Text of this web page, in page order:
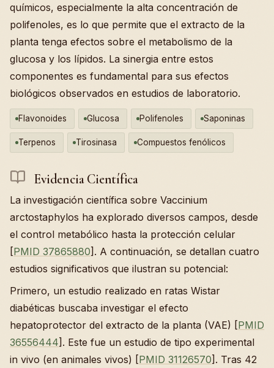
químicos, especialmente la alta concentración de
polifenoles, es lo que permite que el extracto de la
planta tenga efectos sobre el metabolismo de la
glucosa y los lípidos. La sinergia entre estos
componentes es fundamental para sus efectos
biológicos observados en estudios de laboratorio.
Flavonoides Glucosa Polifenoles Saponinas
Terpenos Tirosinasa Compuestos fenólicos
Evidencia Científica
La investigación científica sobre Vaccinium
arctostaphylos ha explorado diversos campos, desde
el control metabólico hasta la protección celular
[PMID 37865880]. A continuación, se detallan cuatro
estudios significativos que ilustran su potencial:
Primero, un estudio realizado en ratas Wistar
diabéticas buscaba investigar el efecto
hepatoprotector del extracto de la planta (VAE) [PMID
36556444]. Este fue un estudio de tipo experimental
in vivo (en animales vivos) [PMID 31126570]. Tras 42